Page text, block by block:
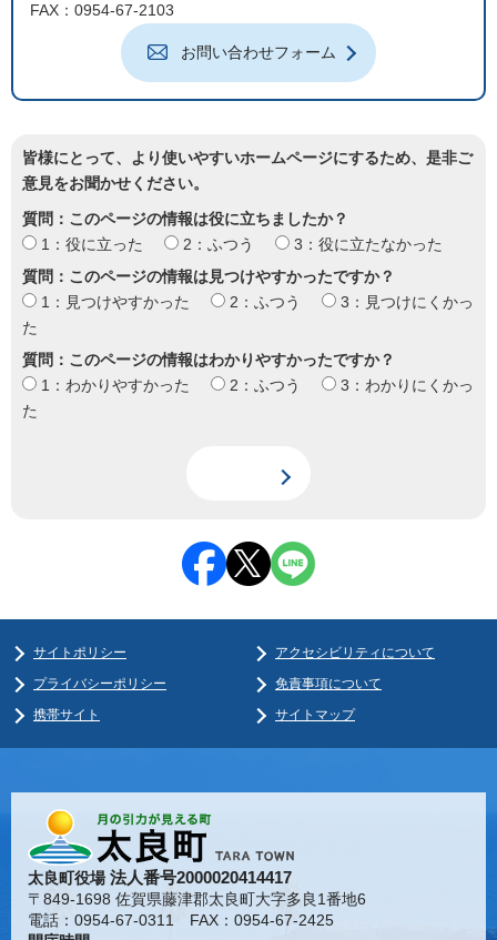
FAX：0954-67-2103
お問い合わせフォーム
皆様にとって、より使いやすいホームページにするため、是非ご
意見をお聞かせください。
質問：このページの情報は役に立ちましたか？
1：役に立った
2：ふつう
3：役に立たなかった
質問：このページの情報は見つけやすかったですか？
1：見つけやすかった
2：ふつう
3：見つけにくかっ
た
質問：このページの情報はわかりやすかったですか？
1：わかりやすかった
2：ふつう
3：わかりにくかっ
た
サイトポリシー
アクセシビリティについて
プライバシーポリシー
免責事項について
携帯サイト
サイトマップ
太良町役場法人番号2000020414417
〒849-1698 佐賀県藤津郡太良町大字多良1番地6
電話：0954-67-0311 FAX：0954-67-2425